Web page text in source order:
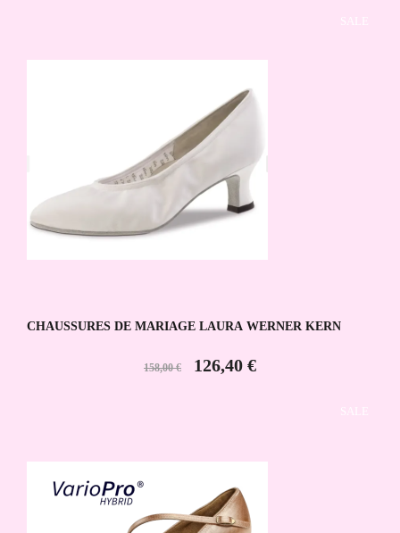
SALE
CHAUSSURES DE MARIAGE LAURA WERNER KERN
158,00 € 126,40 €
SALE